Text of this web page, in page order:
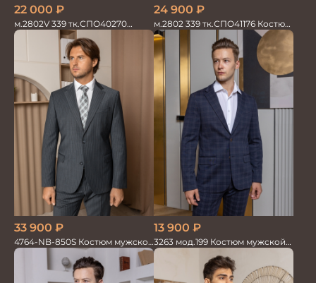
22 000 ₽
м.2802V 339 тк.СПО40270
Костюм мужской
24 900 ₽
м.2802 339 тк.СПО41176 Костюм
мужской
33 900 ₽
4764-NB-850S Костюм мужской
двойка в полоску
13 900 ₽
3263 мод.199 Костюм мужской
трикотажный т.син в клетку